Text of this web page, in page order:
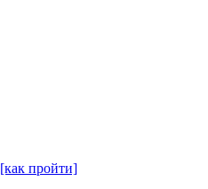
[как пройти]